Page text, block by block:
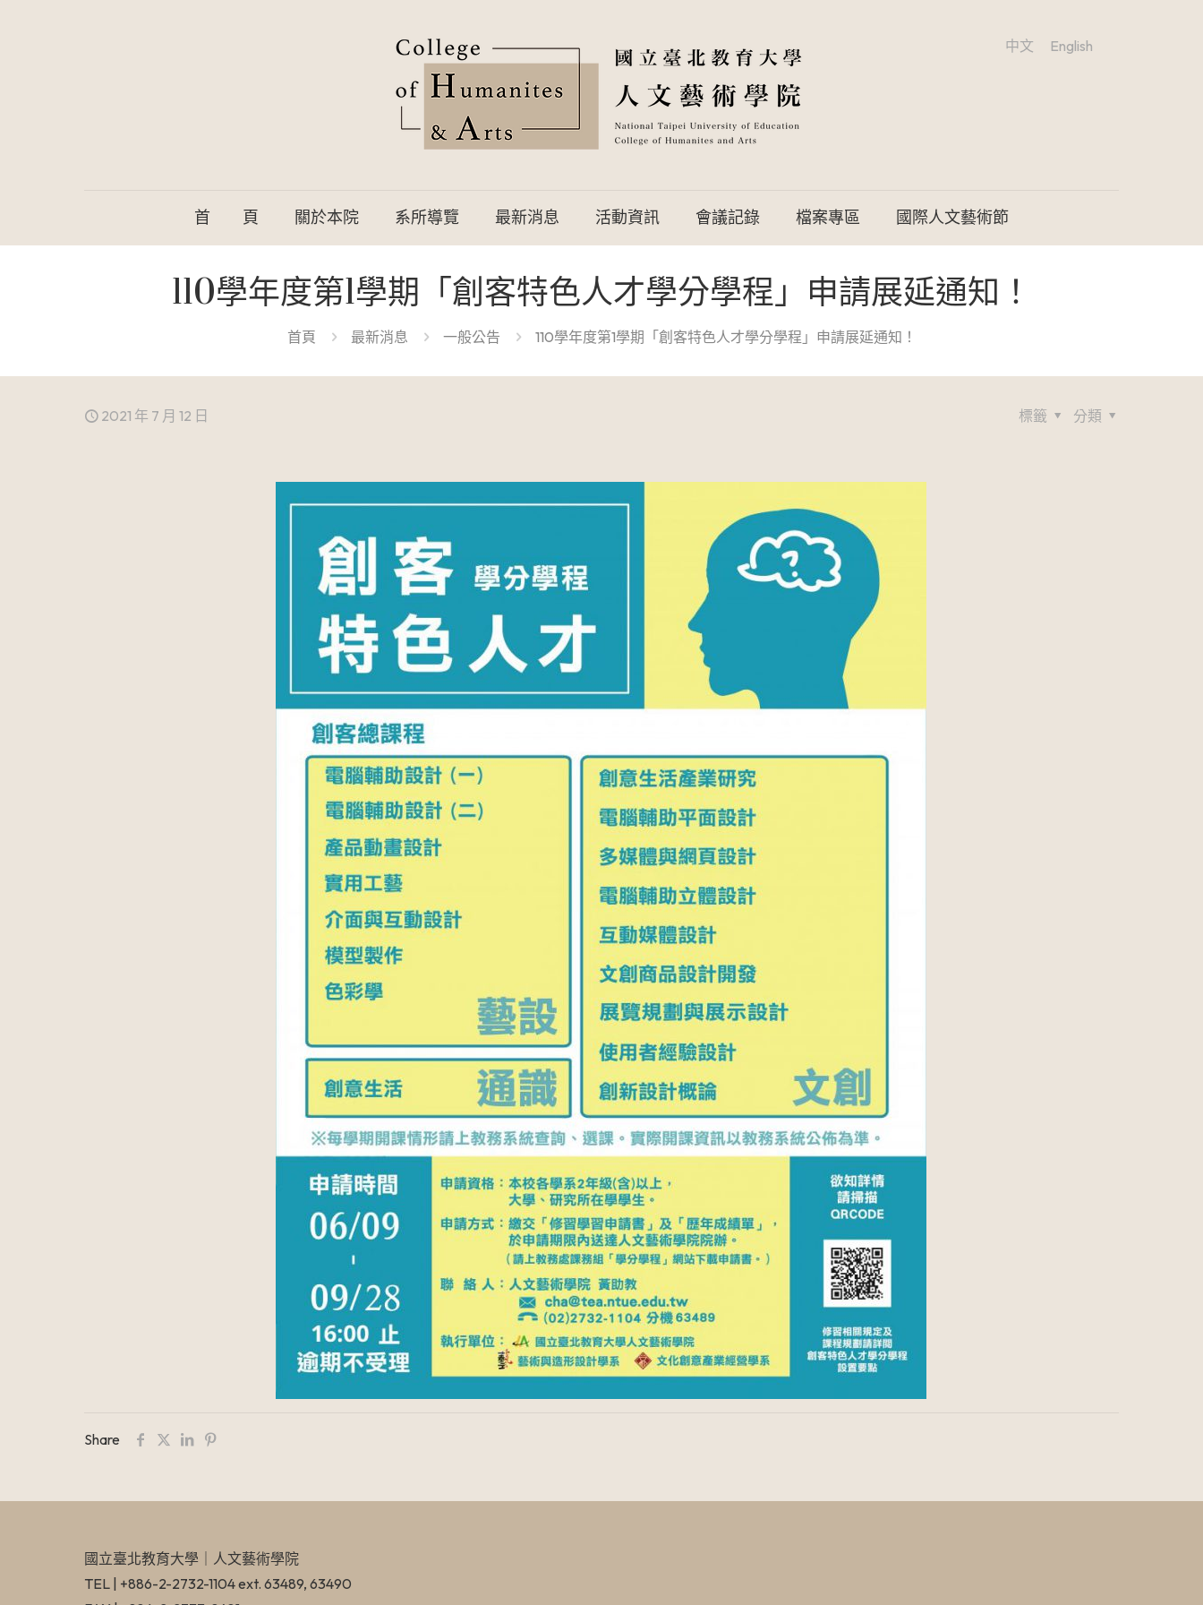
首 頁 關於本院 系所導覽 最新消息 活動資訊 會議記錄 檔案專區 國際人文藝術節
中文 English
110學年度第1學期「創客特色人才學分學程」申請展延通知！
首頁 最新消息 一般公告 110學年度第1學期「創客特色人才學分學程」申請展延通知！
2021 年 7 月 12 日 分類
標籤
Share
國立臺北教育大學​｜人文藝術學院
TEL | +886-2-2732-1104 ext. 63489, 63490